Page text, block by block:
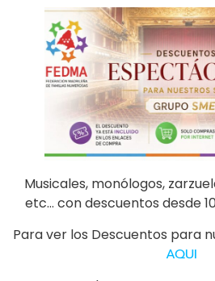
Musicales, monólogos,
etc… con descuentos desde
Para ver los Descuentos para
AQUI